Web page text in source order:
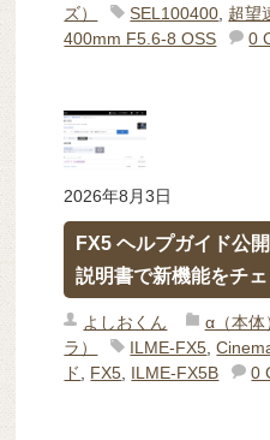
ズ）
SEL100400 超望
400mm F5.6-8 OSS
0
2026年8月3日
FX5 ヘルプガイド公
説明書で新機能をチェ
よしおくん α（本体
ラ）
ILME-FX5 ,
ド
FX5 ILME-FX5B 0